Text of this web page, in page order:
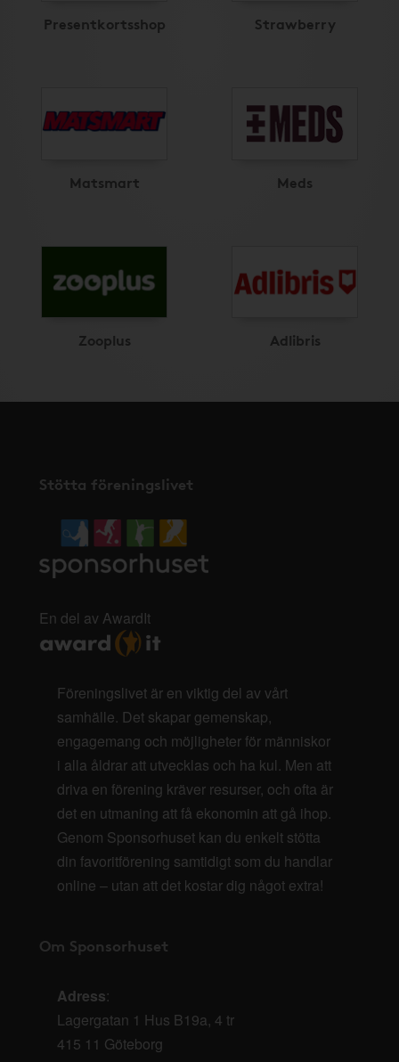
Presentkortsshop Strawberry
Matsmart Meds
Zooplus Adlibris
Stötta föreningslivet
En del av AwardIt
Föreningslivet är en viktig del av vårt
samhälle. Det skapar gemenskap,
engagemang och möjligheter för människor
i alla åldrar att utvecklas och ha kul. Men att
driva en förening kräver resurser, och ofta är
det en utmaning att få ekonomin att gå ihop.
Genom Sponsorhuset kan du enkelt stötta
din favoritförening samtidigt som du handlar
online – utan att det kostar dig något extra!
Om Sponsorhuset
Adress:
Lagergatan 1 Hus B19a, 4 tr
415 11 Göteborg